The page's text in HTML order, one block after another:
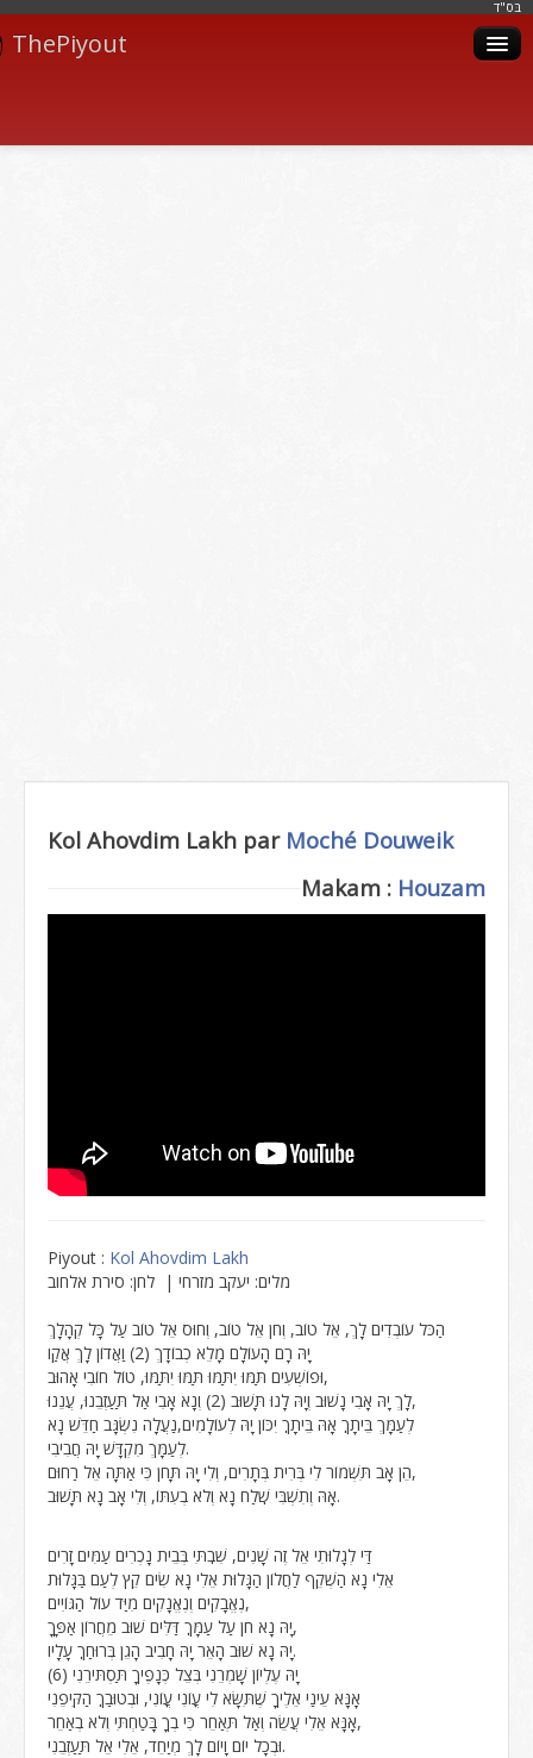
בּס"ד
ThePiyout
Kol Ahovdim Lakh par Moché Douweik
Makam : Houzam
Piyout : Kol Ahovdim Lakh
מלים: יעקב מזרחי | לחן: סירת אלחוב
הַכֹּל עוֹבְדִים לָךְ, אֵל טוֹב, וְחֹן אֵל טוֹב, וְחוּס אֵל טוֹב עַל כָּל קְהָלָךְ
יָהּ רָם הָעוֹלָם מָלֵא כְבוֹדָךְ (2) וַאֲדוֹן לָךְ אֲקַו
וּפוֹשְׁעִים תַּמּוּ יִתַּמּוּ תַּמּוּ יִתַּמּוּ, טוֹל חוֹבִי אָהוּב,
לָךְ יָהּ אָבִי נָשׁוּב וְיָהּ לָנוּ תָּשׁוּב (2) וְנָא אָבִי אַל תַּעַזְבֵנוּ, עֲנֵנוּ,
לְעַמָּךְ בֵּיתָךֽ אָהּ בֵּיתָךֽ יִכּוֹן יָהּ לְעוֹלָמִים,נַעֲלָה נִשְׂגָּב חַדֵּשׁ נָא
לְעַמָּךְ מִקְדָּשׁ יָהּ חֲבִיבִי.
הֵן אָב תִּשְׁמוֹר לִי בְּרִית בְּתָרִים, וְלִי יָהּ תָּחֹן כִּי אַתָּה אֵל רַחוּם,
אָהּ וְתִשְׁבִּי שֽׁלַח נָא וְלֹא בְעִתּוֹ, וְלִי אָב נָא תָּשׁוּב.
דַּי לְגָלוּתִי אֵל זֶה שָׁנִים, שִׁבֽתִּי בְּבֵית נָכְרִים עַמִּים זָרִים
אֵלִי נָא הַשְׁקֵף לַחֲלוֹן הַגָּלוּת אֵלִי נָא שִׂים קֵץ לְעַם בַּגָּלוּת
נֶאֱבָקִים וְנֶאֱנָקִים מִיַּד עוֹל הַגּוֹיִים,
יָהּ נָא חֹן עַל עַמָּךֽ דַּלִּים שׁוּב מֵחֲרוֹן אַפָּךָ,
יָהּ נָא שׁוּב הָאֵר יָהּ חָבִיב הָגֵן בְּרוּחַךֽ עָלָיו.
יָהּ עֶלְיוֹן שָׁמְרֵנִי בְּצֵל כְּנָפֶיךָ תַּסְתּירֵנִי (6)
אָנָּא עֵינַי אֵלֶיךָ שֶׁתִּשָּׂא לִי עֳוֹנִי עֳוֹנִי, וּבְטוּבַךֽ הַקִּיפֵנִי
אָנָּא אֵלִי עֲשֵׂה וְאַל תְּאַחֵר כִּי בְךָ בָּטַחְתִּי וְלֹא בְאַחֵר,
וּבְכָל יוֹם וָיוֹם לָךְ מְיַחֵד, אֵלִי אֵל תַּעַזְבֵנִי.